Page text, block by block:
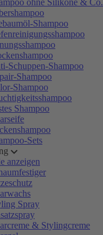
ohne Silikone & Co.
Shampoo
Schuppen-Shampoo
Shampoo
Shampoo
Shampoo
Sets
anzeigen
Spray
& Stylingcreme